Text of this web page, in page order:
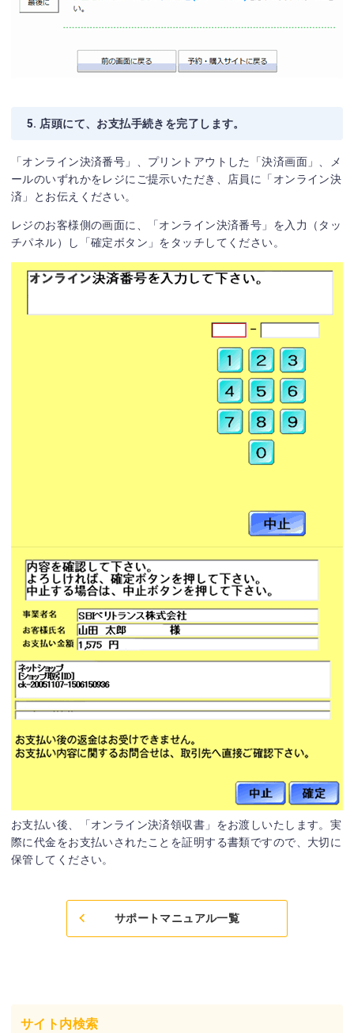
5. 店頭にて、お支払手続きを完了します。
「オンライン決済番号」、プリントアウトした「決済画面」、メ
ールのいずれかをレジにご提示いただき、店員に「オンライン決
済」とお伝えください。
レジのお客様側の画面に、「オンライン決済番号」を入力（タッ
チパネル）し「確定ボタン」をタッチしてください。
お支払い後、「オンライン決済領収書」をお渡しいたします。実
際に代金をお支払いされたことを証明する書類ですので、大切に
保管してください。
サポートマニュアル一覧
サイト内検索